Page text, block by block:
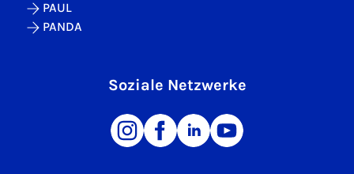
PAUL
PANDA
Soziale Netzwerke